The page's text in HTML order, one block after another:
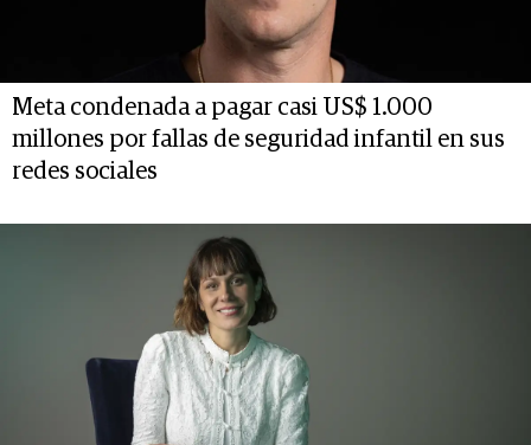
Meta condenada a pagar casi US$ 1.000
millones por fallas de seguridad infantil en sus
redes sociales